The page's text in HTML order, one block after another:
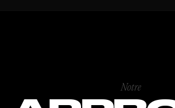
Notre